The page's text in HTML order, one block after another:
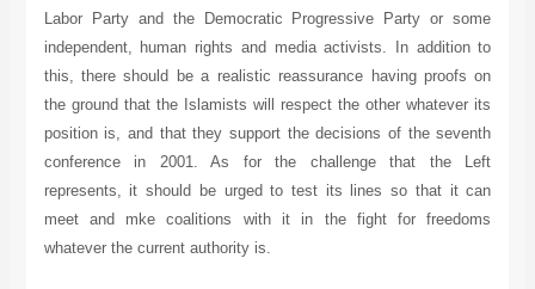
Labor Party and the Democratic Progressive Party or some
independent, human rights and media activists. In addition to
this, there should be a realistic reassurance having proofs on
the ground that the Islamists will respect the other whatever its
position is, and that they support the decisions of the seventh
conference in 2001. As for the challenge that the Left
represents, it should be urged to test its lines so that it can
meet and mke coalitions with it in the fight for freedoms
whatever the current authority is.